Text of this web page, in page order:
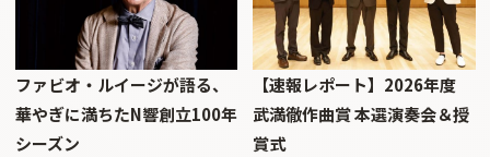
ファビオ・ルイージが語る、
華やぎに満ちたN響創立100年
シーズン
【速報レポート】2026年度
武満徹作曲賞 本選演奏会＆授
賞式